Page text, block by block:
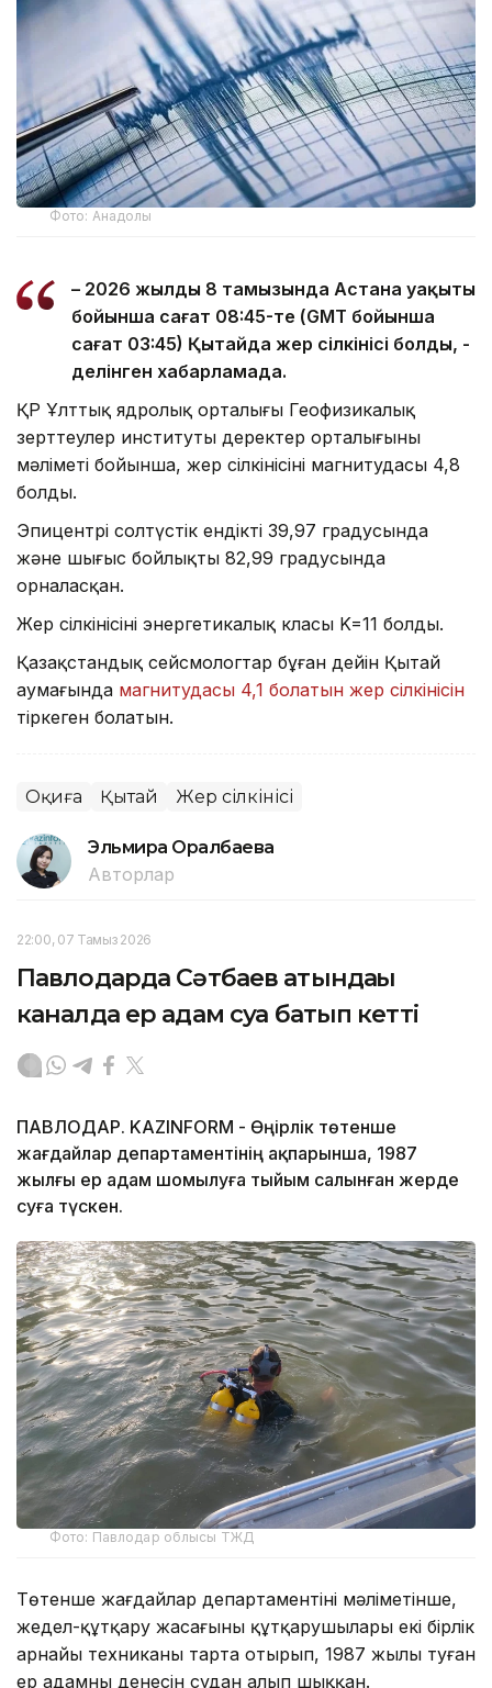
Фото: Анадолы
– 2026 жылдың 8 тамызында Астана уақыты
бойынша сағат 08:45-те (GMT бойынша
сағат 03:45) Қытайда жер сілкінісі болды, -
делінген хабарламада.
ҚР Ұлттық ядролық орталығы Геофизикалық
зерттеулер институты деректер орталығының
мәліметі бойынша, жер сілкінісінің магнитудасы 4,8
болды.
Эпицентрі солтүстік ендіктің 39,97 градусында
және шығыс бойлықтың 82,99 градусында
орналасқан.
Жер сілкінісінің энергетикалық класы K=11 болды.
Қазақстандық сейсмологтар бұған дейін Қытай
аумағында магнитудасы 4,1 болатын жер сілкінісін
тіркеген болатын.
Оқиға Қытай Жер сілкінісі
Эльмира Оралбаева
Авторлар
22:00, 07 Тамыз 2026
Павлодарда Сәтбаев атындағы
каналда ер адам суға батып кетті
ПАВЛОДАР. KAZINFORM - Өңірлік төтенше
жағдайлар департаментінің ақпарынша, 1987
жылғы ер адам шомылуға тыйым салынған жерде
суға түскен.
Фото: Павлодар облысы ТЖД
Төтенше жағдайлар департаментінің мәліметінше,
жедел-құтқару жасағының құтқарушылары екі бірлік
арнайы техниканы тарта отырып, 1987 жылы туған
ер адамның денесін судан алып шыққан.